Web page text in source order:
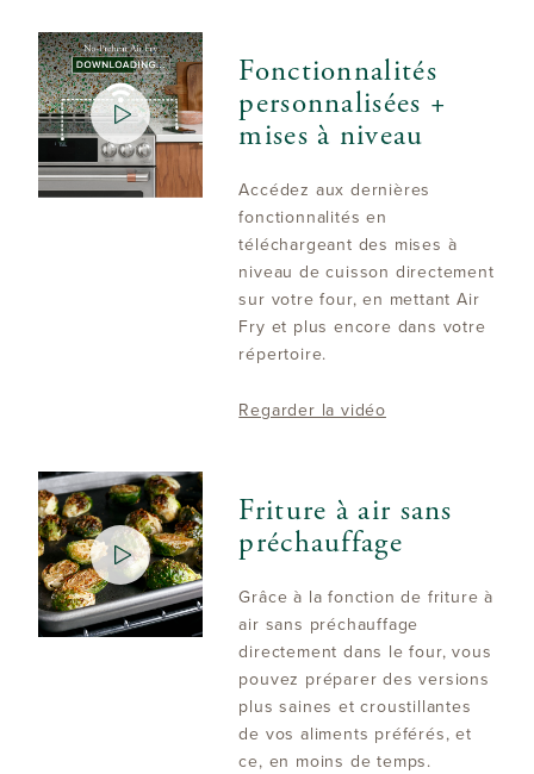
Fonctionnalités
personnalisées +
mises à niveau
Accédez aux dernières
fonctionnalités en
téléchargeant des mises à
niveau de cuisson directement
sur votre four, en mettant Air
Fry et plus encore dans votre
répertoire.
Regarder la vidéo
Friture à air sans
préchauffage
Grâce à la fonction de friture à
air sans préchauffage
directement dans le four, vous
pouvez préparer des versions
plus saines et croustillantes
de vos aliments préférés, et
ce, en moins de temps.